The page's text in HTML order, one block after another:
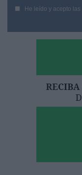
He leído y acepto las